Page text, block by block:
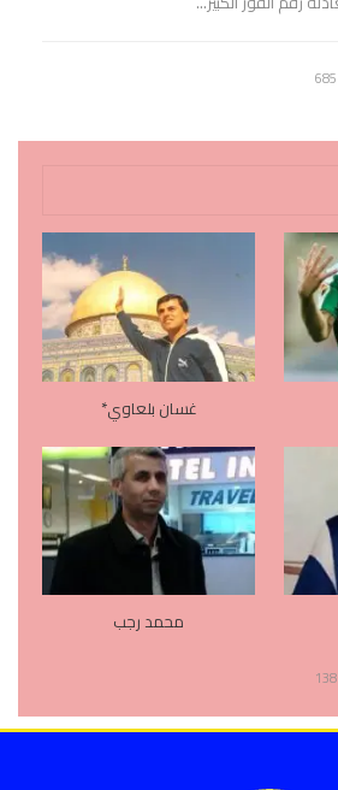
غسان بلعاوي*
محمد رجب